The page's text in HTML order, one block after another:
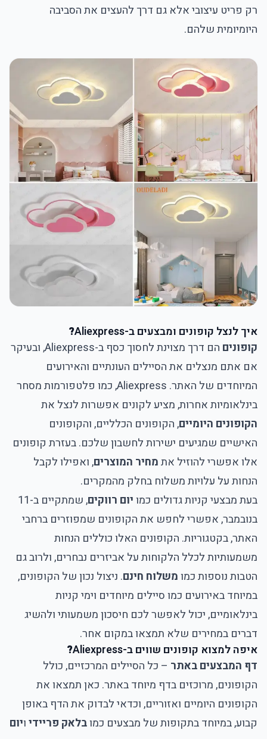
רק פריט עיצובי אלא גם דרך להעצים את הסביבה
היומיומית שלהם.
איך לנצל קופונים ומבצעים ב-Aliexpress
?
קופונים
הם דרך מצוינת לחסוך כסף ב-Aliexpress, ובעיקר
אם אתם מנצלים את הסיילים העונתיים והאירועים
המיוחדים של האתר. Aliexpress, כמו פלטפורמות מסחר
בינלאומיות אחרות, מציע לקונים אפשרות לנצל את
הקופונים היומיים, הקופונים הכלליים, והקופונים
האישיים שמגיעים ישירות לחשבון שלכם. בעזרת קופונים
אלו אפשרי להוזיל אתמחיר המוצרים, ואפילו לקבל
הנחות על עלויות משלוח בחלק מהמקרים.
בעת מבצעי קניות גדולים כמויום רווקים
, שמתקיים ב-11
בנובמבר, אפשרי לחפש את הקופונים שמפוזרים ברחבי
האתר, בקטגוריות. הקופונים האלו כוללים הנחות
משמעותיות לכלל הלקוחות על אביזרים נבחרים, ולרוב גם
הטבות נוספות כמומשלוח חינם. ניצול נכון של הקופונים,
במיוחד באירועים כמו סיילים מיוחדים וימי קניות
בינלאומיים, יכול לאפשר לכם חיסכון משמעותי ולהשיג
דברים במחירים שלא תמצאו במקום אחר.
איפה למצוא קופונים שווים ב-Aliexpress
?
דף המבצעים באתר – כל הסיילים המרכזיים, כולל
הקופונים, מרוכזים בדף מיוחד באתר. כאן תמצאו את
הקופונים היומיים ואזוריים, וכדאי לבדוק את הדף באופן
קבוע, במיוחד בתקופות של מבצעים כמובלאק פריידיויום